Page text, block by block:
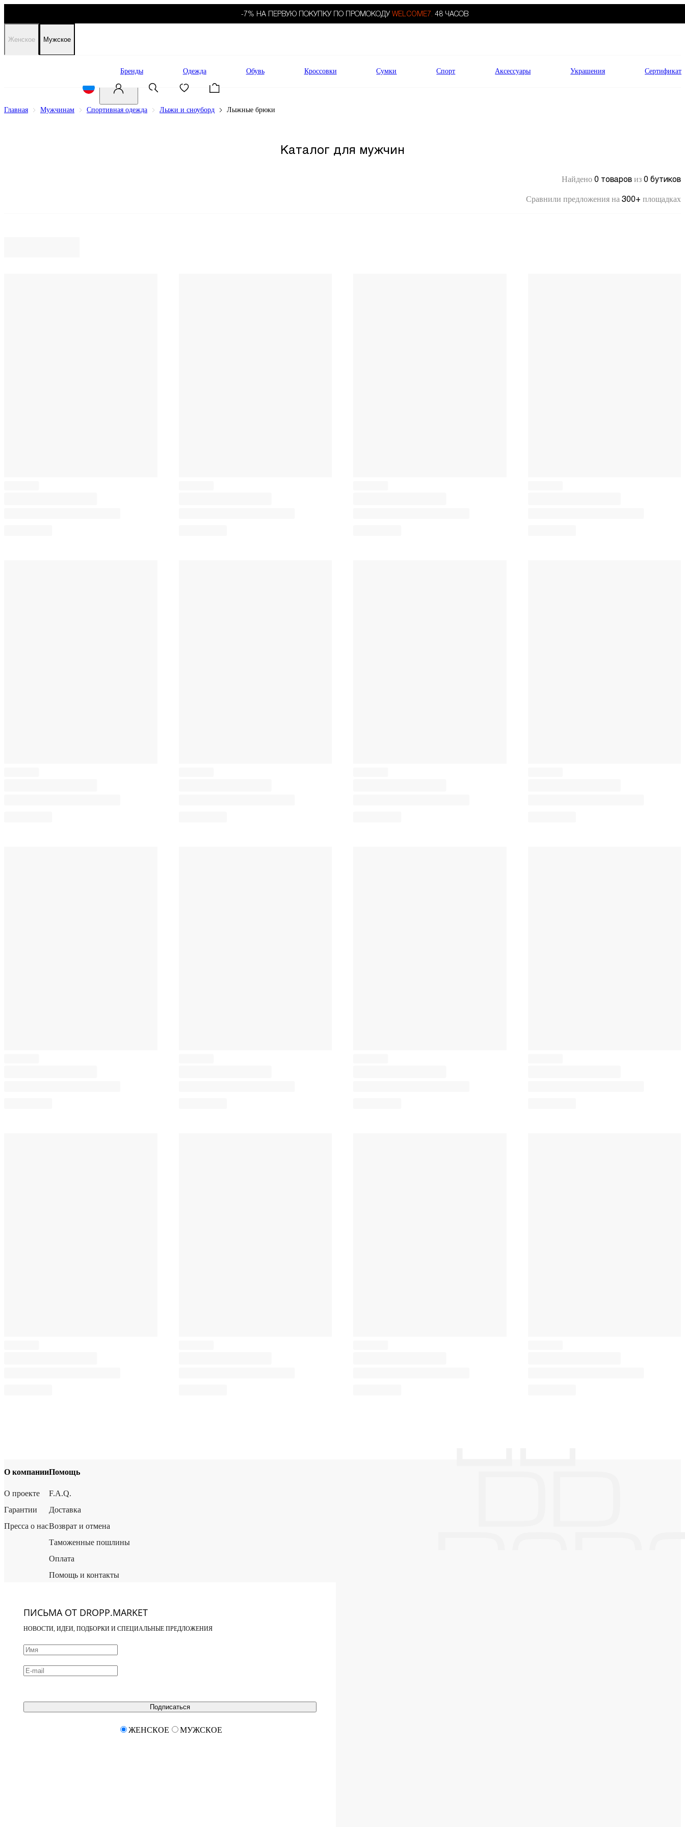
-7% НА ПЕРВУЮ ПОКУПКУ ПО ПРОМОКОДУ WELCOME7. 48 ЧАСОВ
Женское Мужское
Бренды Одежда Обувь Кроссовки Сумки Спорт Аксессуары Украшения Сертификат
Главная Мужчинам Спортивная одежда Лыжи и сноуборд Лыжные брюки
Каталог для мужчин
Найдено 0 товаров из 0 бутиков
Сравнили предложения на 300+ площадках
О компании
О проекте
Гарантии
Пресса о нас
Помощь
F.A.Q.
Доставка
Возврат и отмена
Таможенные пошлины
Оплата
Помощь и контакты
ПИСЬМА ОТ DROPP.MARKET
НОВОСТИ, ИДЕИ, ПОДБОРКИ И СПЕЦИАЛЬНЫЕ ПРЕДЛОЖЕНИЯ
Подписаться
ЖЕНСКОЕ МУЖСКОЕ